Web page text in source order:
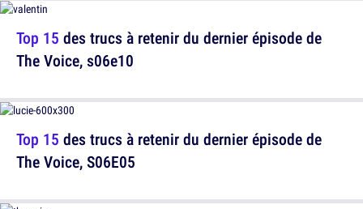
Top 15 des trucs à retenir du dernier épisode de
The Voice, S06E05
Top 15 des trucs à retenir du dernier épisode de
The Voice, s06e10